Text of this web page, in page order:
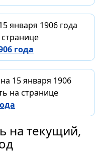
января 1906 года
года
15 января 1906
на странице
на текущий,